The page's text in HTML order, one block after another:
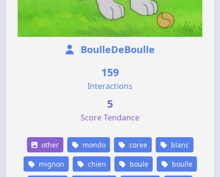
BoulleDeBoulle
159
Interactions
5
Score Tendance
other mondo coree blanc
mignon chien boule boulle